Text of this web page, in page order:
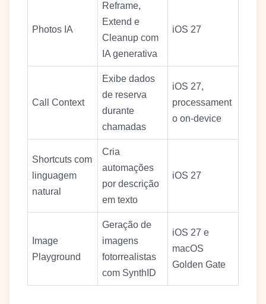
Photos IA
Reframe,
Extend e
Cleanup com
IA generativa
iOS 27
Call Context
Exibe dados
de reserva
durante
chamadas
iOS 27,
processament
o on-device
Shortcuts com
linguagem
natural
Cria
automações
por descrição
em texto
iOS 27
Image
Playground
Geração de
imagens
fotorrealistas
com SynthID
iOS 27 e
macOS
Golden Gate